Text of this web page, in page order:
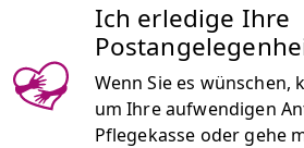
Ich erledige Ihre
Wenn Sie es wünschen,
um Ihre aufwendigen
Pflegekasse oder gehe